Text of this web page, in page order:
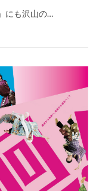
にも沢山の…